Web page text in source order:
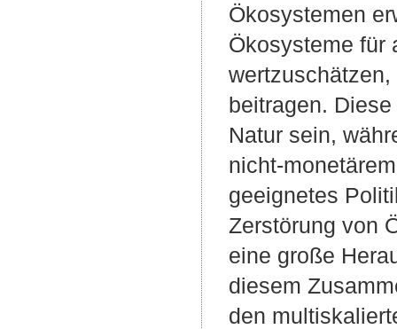
Ökosystemen
Ökosysteme für
beitragen.
Natur sein,
nicht-
geeignetes
Zerstörung von
eine große
diesem
den